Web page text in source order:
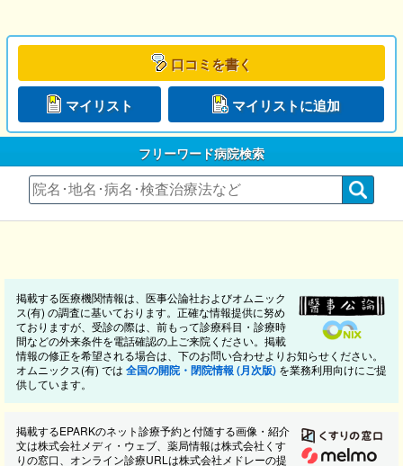
口コミを書く
マイリスト マイリストに追加
フリーワード病院検索
掲載する医療機関情報は、医事公論社およびオムニック
ス(有) の調査に基いております。正確な情報提供に努め
ておりますが、受診の際は、前もって診療科目・診療時
間などの外来条件を電話確認の上ご来院ください。掲載
情報の修正を希望される場合は、下のお問い合わせよりお知らせください。
オムニックス(有) では 全国の開院・閉院情報 (月次版) を業務利用向けにご提
供しています。
掲載するEPARKのネット診療予約と付随する画像・紹介
文は株式会社メディ・ウェブ、薬局情報は株式会社くす
りの窓口、オンライン診療URLは株式会社メドレーの提